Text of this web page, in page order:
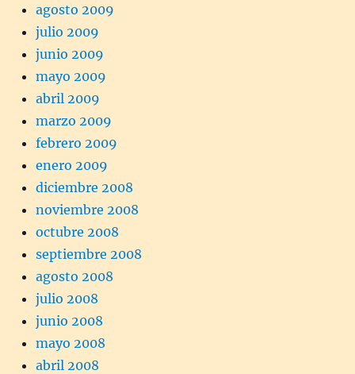
agosto 2009
julio 2009
junio 2009
mayo 2009
abril 2009
marzo 2009
febrero 2009
enero 2009
diciembre 2008
noviembre 2008
octubre 2008
septiembre 2008
agosto 2008
julio 2008
junio 2008
mayo 2008
abril 2008